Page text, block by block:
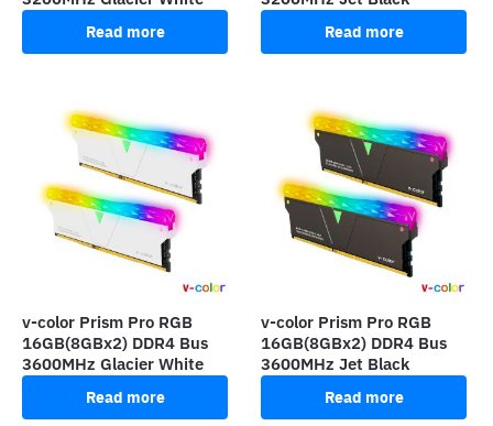
Read more Read more
v-color Prism Pro RGB
16GB(8GBx2) DDR4 Bus
3600MHz Glacier White
Read more
v-color Prism Pro RGB
16GB(8GBx2) DDR4 Bus
3600MHz Jet Black
Read more